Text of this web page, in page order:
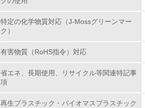
13. <L1> グリーン購入の取り
<L2> 購入している製品・
非該当（包装・物流を必要
特定の化学物質対応（J-Mossグリーンマー
ク）
有害物質（RoHS指令）対応
省エネ、長期使用、リサイクル等関連特記事
項
再生プラスチック・バイオマスプラスチック